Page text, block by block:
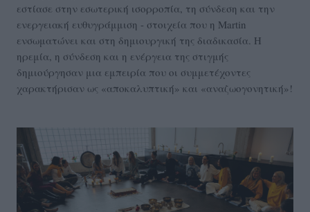
εστίασε στην εσωτερική ισορροπία, τη σύνδεση και την
ενεργειακή ευθυγράμμιση - στοιχεία που η Martin
ενσωματώνει και στη δημιουργική της διαδικασία. Η
ηρεμία, η σύνδεση και η ενέργεια της στιγμής
δημιούργησαν μια εμπειρία που οι συμμετέχοντες
χαρακτήρισαν ως «αποκαλυπτική» και «αναζωογονητική»!